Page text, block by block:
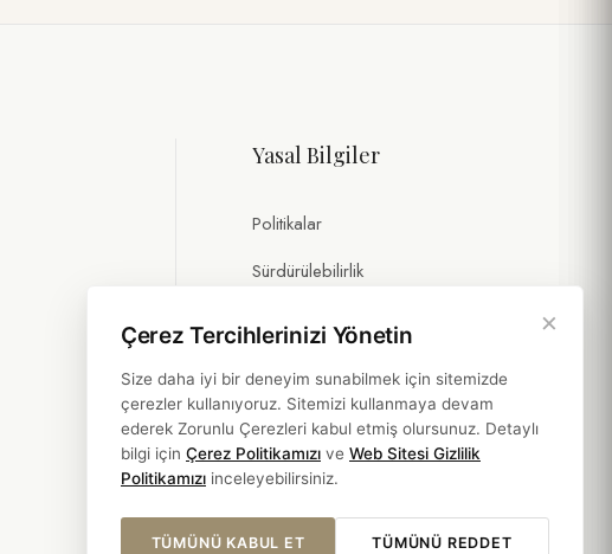
Yasal Bilgiler
Politikalar
Sürdürülebilirlik
×
Çerez Tercihlerinizi Yönetin
Size daha iyi bir deneyim sunabilmek için sitemizde
çerezler kullanıyoruz. Sitemizi kullanmaya devam
ederek Zorunlu Çerezleri kabul etmiş olursunuz. Detaylı
bilgi için Çerez Politikamızı ve Web Sitesi Gizlilik
Politikamızı inceleyebilirsiniz.
TÜMÜNÜ KABUL ET TÜMÜNÜ REDDET